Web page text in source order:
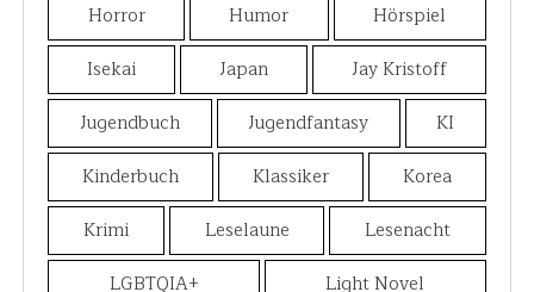
Horror
Humor
Hörspiel
Isekai
Japan
Jay Kristoff
Jugendbuch
Jugendfantasy
KI
Kinderbuch
Klassiker
Korea
Krimi
Leselaune
Lesenacht
LGBTQIA+
Light Novel